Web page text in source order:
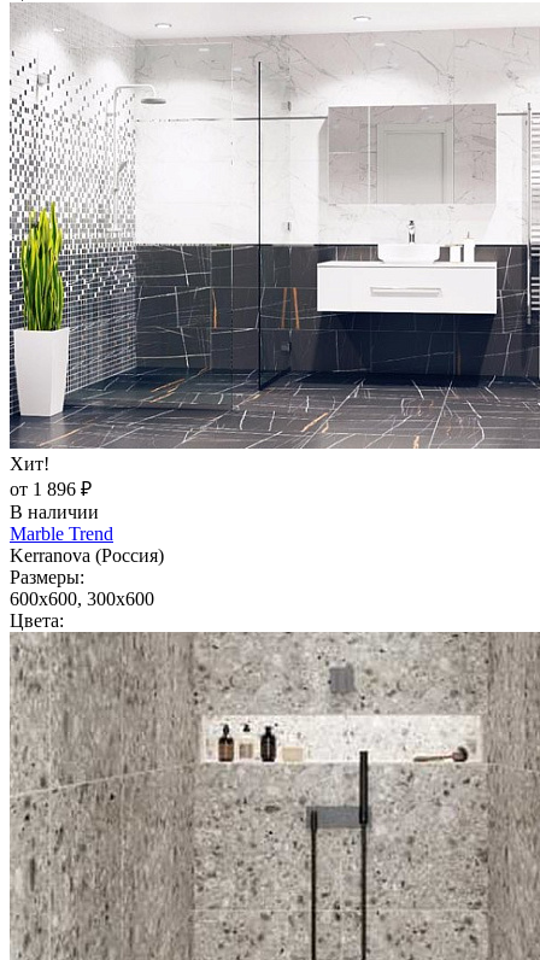
Хит!
от 1 896 ₽
В наличии
Marble Trend
Kerranova (Россия)
Размеры:
600x600, 300x600
Цвета: